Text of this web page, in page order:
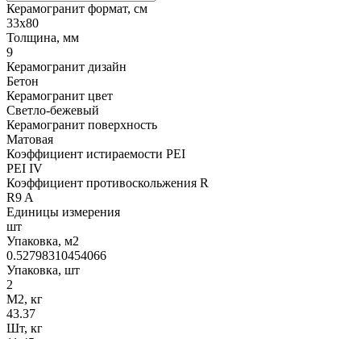
Керамогранит формат, см
33х80
Толщина, мм
9
Керамогранит дизайн
Бетон
Керамогранит цвет
Светло-бежевый
Керамогранит поверхность
Матовая
Коэффициент истираемости PEI
PEI IV
Коэффициент противоскольжения R
R9 A
Единицы измерения
шт
Упаковка, м2
0.52798310454066
Упаковка, шт
2
М2, кг
43.37
Шт, кг